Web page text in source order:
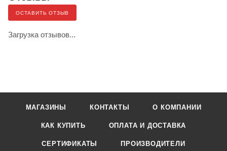
ОСТАВИТЬ ОТЗЫВ
Загрузка отзывов...
МАГАЗИНЫ КОНТАКТЫ О КОМПАНИИ
КАК КУПИТЬ ОПЛАТА И ДОСТАВКА
СЕРТИФИКАТЫ ПРОИЗВОДИТЕЛИ